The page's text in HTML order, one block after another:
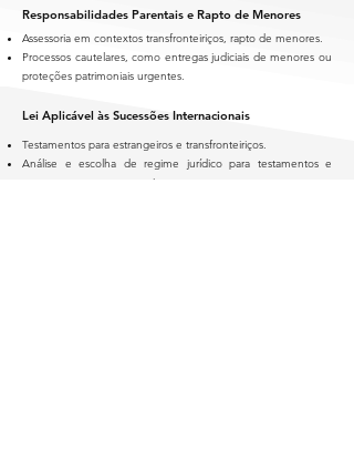
Responsabilidades Parentais e Rapto de Menores
Assessoria em contextos transfronteiriços, rapto de menores.
Processos cautelares, como entregas judiciais de menores ou
proteções patrimoniais urgentes.
Lei Aplicável às Sucessões Internacionais
Testamentos para estrangeiros e transfronteiriços.
Análise e escolha de regime jurídico para testamentos e
casamentos com estrangeiros.